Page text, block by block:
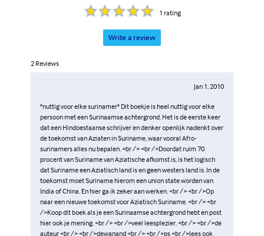
1 rating
Write a review
2 Reviews
Jan 1, 2010
"nuttig voor elke surinamer" Dit boekje is heel nuttig voor elke
persoon met een Surinaamse achtergrond. Het is de eerste keer
dat een Hindoestaanse schrijver en denker openlijk nadenkt over
de toekomst van Aziaten in Suriname, waar vooral Afro-
surinamers alles nu bepalen. <br /> <br />Doordat ruim 70
procent van Suriname van Aziatische afkomst is, is het logisch
dat Suriname een Aziatisch land is en geen westers land is. In de
toekomst moet Suriname hierom een union state worden van
India of China. En hier ga ik zeker aan werken. <br /> <br />Op
naar een nieuwe toekomst voor Aziatisch Suriname. <br /> <br
/>Koop dit boek als je een Surinaamse achtergrond hebt en post
hier ook je mening. <br /> <br />veel leesplezier. <br /> <br />de
auteur <br /> <br />dewanand <br /> <br />ps <br />lees ook